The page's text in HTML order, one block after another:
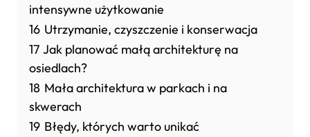
intensywne użytkowanie
16 Utrzymanie, czyszczenie i konserwacja
17 Jak planować małą architekturę na
osiedlach?
18 Mała architektura w parkach i na
skwerach
19 Błędy, których warto unikać